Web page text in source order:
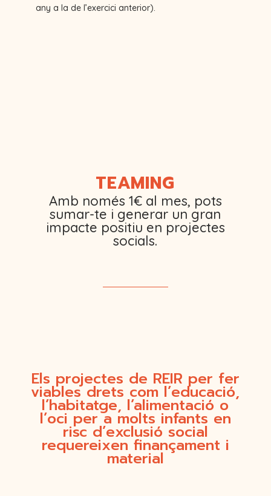
any a la de l’exercici anterior).
TEAMING
Amb només 1€ al mes, pots
sumar-te i generar un gran
impacte positiu en projectes
socials.
Els projectes de REIR per fer
viables drets com l’educació,
l’habitatge, l’alimentació o
l’oci per a molts infants en
risc d’exclusió social
requereixen finançament i
material